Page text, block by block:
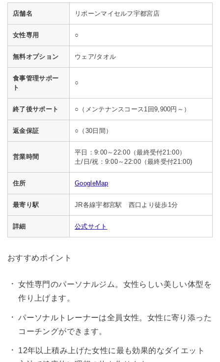
店舗名 リボーンマイセルフ宇都宮店
女性専用 ○
無料オプション ウェア/タオル
食事管理サポー
ト
○
終了後サポート ○（メンテナンスコース1回9,900円～）
返金保証 ○（30日間）
営業時間
平日：9:00～22:00（最終受付21:00）
土/日/祝：9:00～22:00（最終受付21:00)
住所 GoogleMap
最寄り駅 JR各線宇都宮駅 西口より徒歩1分
詳細 公式サイト
おすすめポイント
女性専門のパーソナルジム。女性らしい美しい体型を
作り上げます。
パーソナルトレーナーは全員女性。女性に寄り添った
コーチングができます。
12年以上積み上げた女性に最も効果的なダイエット